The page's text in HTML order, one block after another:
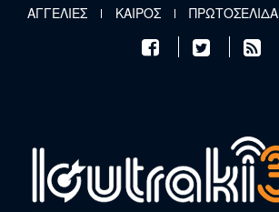
Παράκαμψη προς το κυρίως περιεχόμενο
ΑΓΓΕΛΙΕΣ ΚΑΙΡΟΣ ΠΡΩΤΟΣΕΛΙΔΑ